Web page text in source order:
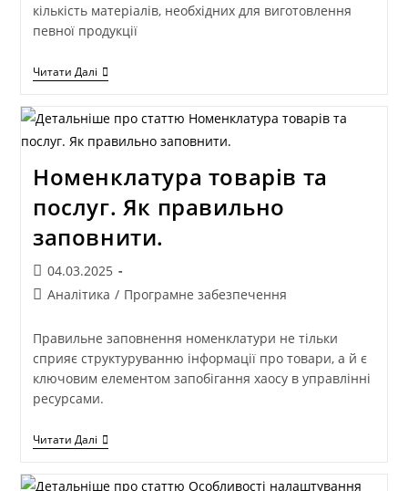
кількість матеріалів, необхідних для виготовлення
певної продукції
Читати Далі
Номенклатура товарів та
послуг. Як правильно
заповнити.
04.03.2025
Аналітика / Програмне забезпечення
Правильне заповнення номенклатури не тільки
сприяє структуруванню інформації про товари, а й є
ключовим елементом запобігання хаосу в управлінні
ресурсами.
Читати Далі